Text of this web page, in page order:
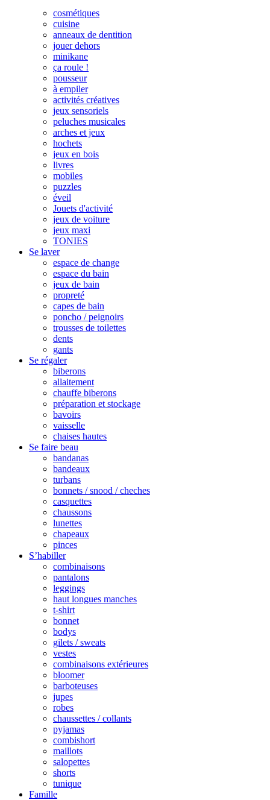
cosmétiques
cuisine
anneaux de dentition
jouer dehors
minikane
ça roule !
pousseur
à empiler
activités créatives
jeux sensoriels
peluches musicales
arches et jeux
hochets
jeux en bois
livres
mobiles
puzzles
éveil
Jouets d'activité
jeux de voiture
jeux maxi
TONIES
Se laver
espace de change
espace du bain
jeux de bain
propreté
capes de bain
poncho / peignoirs
trousses de toilettes
dents
gants
Se régaler
biberons
allaitement
chauffe biberons
préparation et stockage
bavoirs
vaisselle
chaises hautes
Se faire beau
bandanas
bandeaux
turbans
bonnets / snood / cheches
casquettes
chaussons
lunettes
chapeaux
pinces
S’habiller
combinaisons
pantalons
leggings
haut longues manches
t-shirt
bonnet
bodys
gilets / sweats
vestes
combinaisons extérieures
bloomer
barboteuses
jupes
robes
chaussettes / collants
pyjamas
combishort
maillots
salopettes
shorts
tunique
Famille